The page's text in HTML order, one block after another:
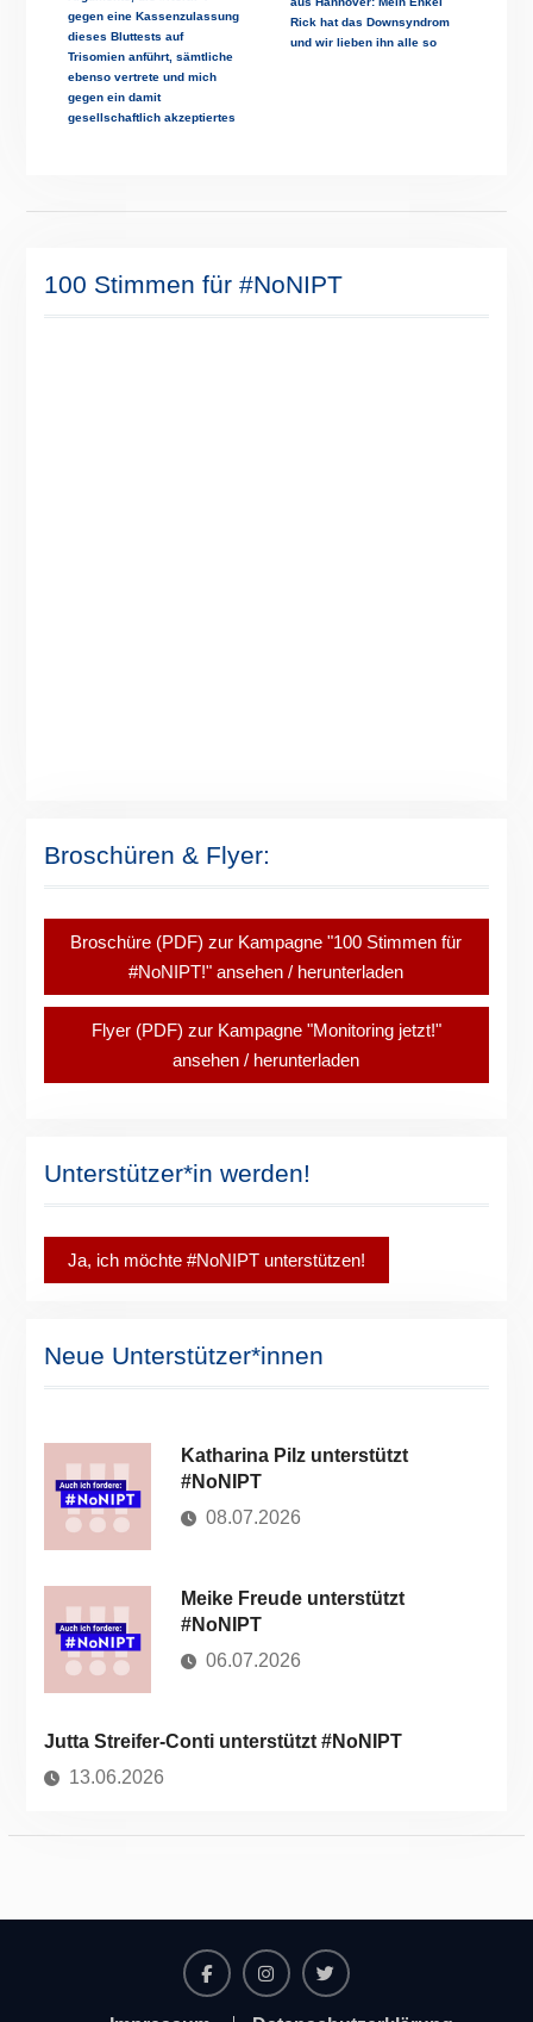
gegen eine Kassenzulassung
dieses Bluttests auf
Trisomien anführt, sämtliche
ebenso vertrete und mich
gegen ein damit
gesellschaftlich akzeptiertes
Rick hat das Downsyndrom
und wir lieben ihn alle so
100 Stimmen für #NoNIPT
Broschüren & Flyer:
Broschüre (PDF) zur Kampagne "100 Stimmen für
#NoNIPT!" ansehen / herunterladen
Flyer (PDF) zur Kampagne "Monitoring jetzt!"
ansehen / herunterladen
Unterstützer*in werden!
Ja, ich möchte #NoNIPT unterstützen!
Neue Unterstützer*innen
Katharina Pilz unterstützt
#NoNIPT
08.07.2026
Meike Freude unterstützt
#NoNIPT
06.07.2026
Jutta Streifer-Conti unterstützt #NoNIPT
13.06.2026